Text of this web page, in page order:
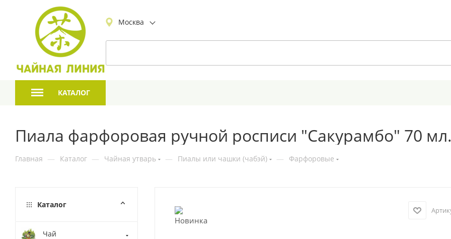
Москва
КАТАЛОГ
Пиала фарфоровая ручной росписи "Сакурамбо" 70 мл.
Главная — Каталог — Чайная утварь — Пиалы или чашки (чабэй) — Фарфоровые
Каталог
Чай